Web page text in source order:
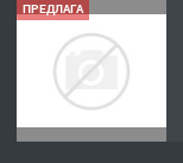
ПРЕДЛАГА